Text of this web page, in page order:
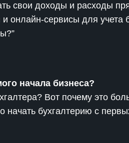
свои доходы и расходы
онлайн-сервисы для учета
начала бизнеса?
Вот почему это
начать бухгалтерию с